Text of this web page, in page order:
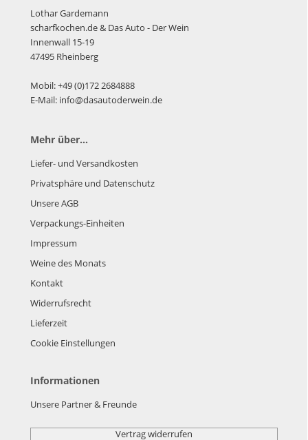
Lothar Gardemann
scharfkochen.de& Das Auto - Der Wein
Innenwall 15-19
47495 Rheinberg
Mobil: +49 (0)172 2684888
E-Mail: info@dasautoderwein.de
Mehr über...
Liefer- und Versandkosten
Privatsphäre und Datenschutz
Unsere AGB
Verpackungs-Einheiten
Impressum
Weine des Monats
Kontakt
Widerrufsrecht
Lieferzeit
Cookie Einstellungen
Informationen
Unsere Partner & Freunde
Vertrag widerrufen